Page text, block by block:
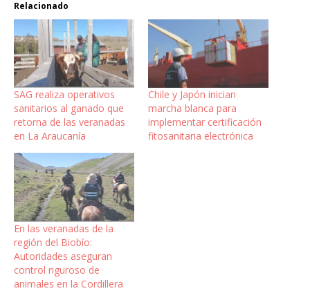
Relacionado
SAG realiza operativos
sanitarios al ganado que
retorna de las veranadas
en La Araucanía
Chile y Japón inician
marcha blanca para
implementar certificación
fitosanitaria electrónica
En las veranadas de la
región del Biobío:
Autoridades aseguran
control riguroso de
animales en la Cordillera